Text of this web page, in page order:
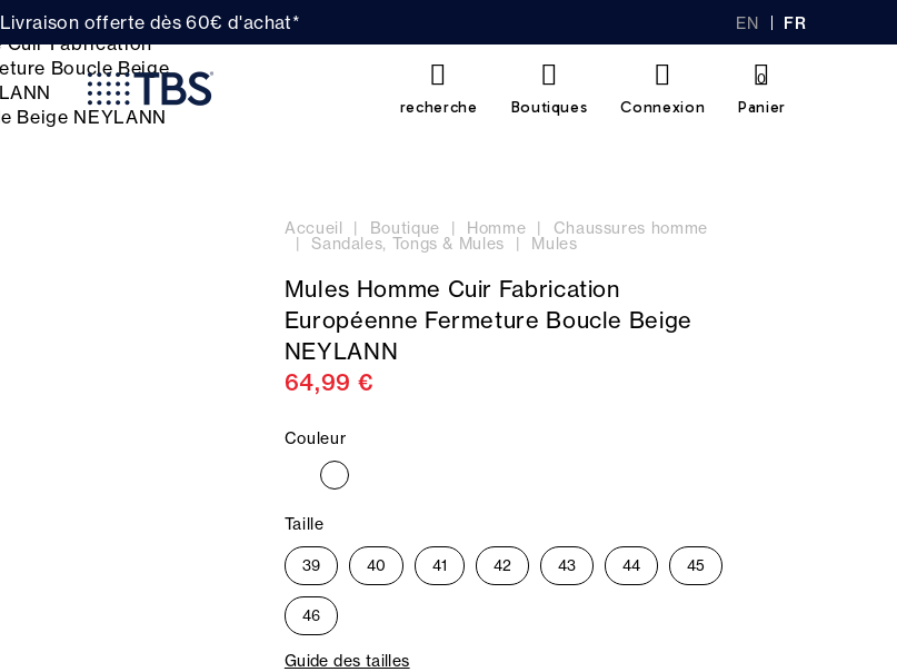
Livraison offerte dès 60€ d'achat* EN FR
recherche Boutiques Connexion Panier
0
Accueil Boutique Homme Chaussures homme
Sandales, Tongs & Mules Mules
Mules Homme Cuir Fabrication
Européenne Fermeture Boucle Beige
NEYLANN
64,99 €
Couleur
Taille
39 40 41 42 43 44 45
46
Guide des tailles